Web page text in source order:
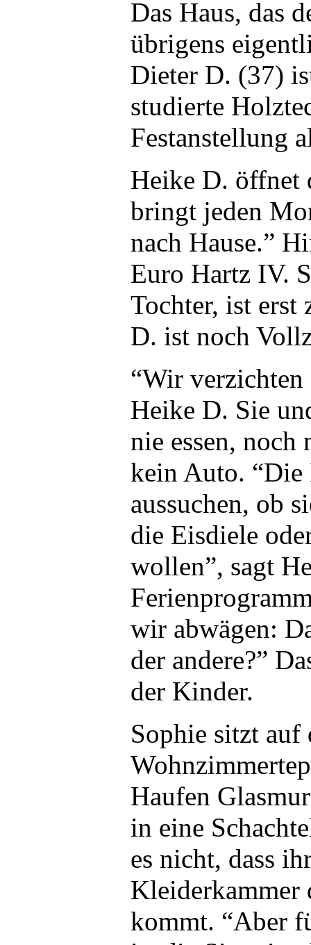
Das Haus, das
übrigens
Dieter D. (37)
studierte
Festanstellung
Heike D. öffnet
bringt jeden
nach Hause.”
Euro Hartz IV.
Tochter, ist erst
D. ist noch
“Wir verzichten
Heike D. Sie
nie essen,
kein Auto.
aussuchen, ob
die Eisdiele
wollen”, sagt
wir abwägen:
der andere?”
der Kinder.
Sophie sitzt auf
Haufen
in eine
es nicht, dass
Kleiderkammer
kommt. “Aber